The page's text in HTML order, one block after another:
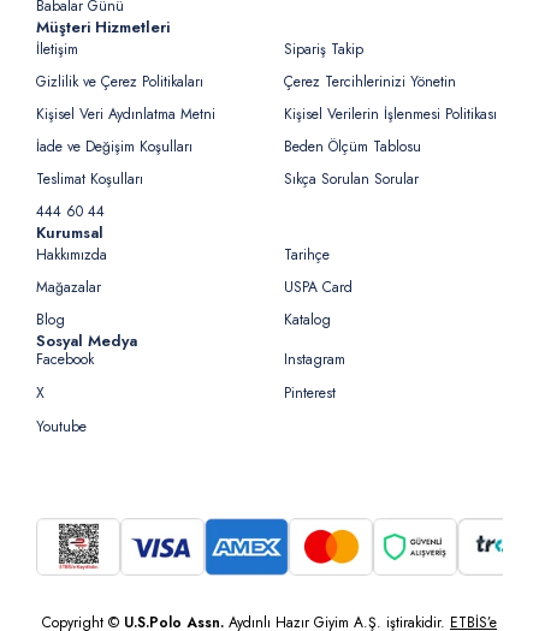
Babalar Günü
Müşteri Hizmetleri
İletişim
Sipariş Takip
Gizlilik ve Çerez Politikaları
Çerez Tercihlerinizi Yönetin
Kişisel Veri Aydınlatma Metni
Kişisel Verilerin İşlenmesi Politikası
İade ve Değişim Koşulları
Beden Ölçüm Tablosu
Teslimat Koşulları
Sıkça Sorulan Sorular
444 60 44
Kurumsal
Hakkımızda
Tarihçe
Mağazalar
USPA Card
Blog
Katalog
Sosyal Medya
Facebook
Instagram
X
Pinterest
Youtube
Copyright © U.S.Polo Assn. Aydınlı Hazır Giyim A.Ş. iştirakidir. ETBİS’e